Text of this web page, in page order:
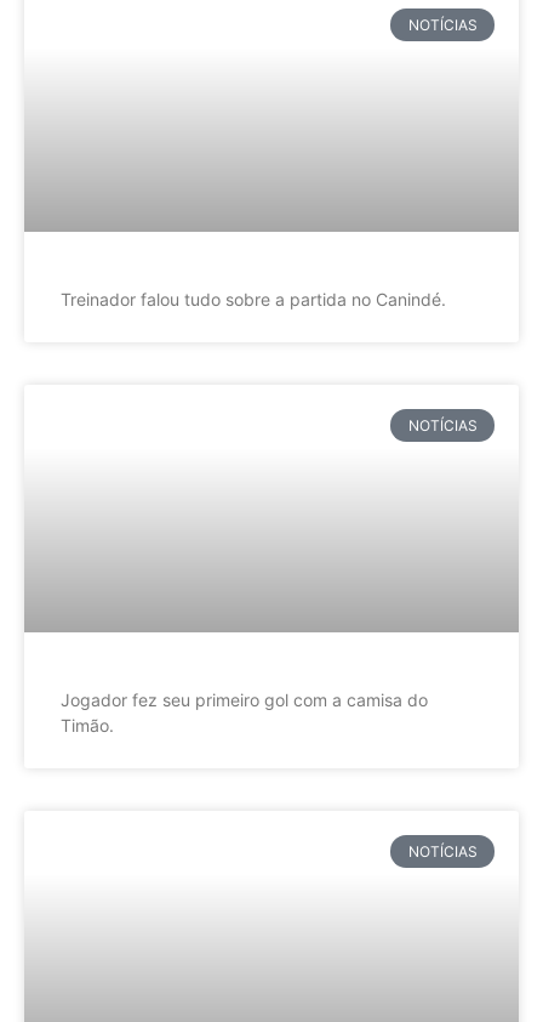
NOTÍCIAS
Treinador falou tudo sobre a partida no Canindé.
NOTÍCIAS
Jogador fez seu primeiro gol com a camisa do
Timão.
NOTÍCIAS